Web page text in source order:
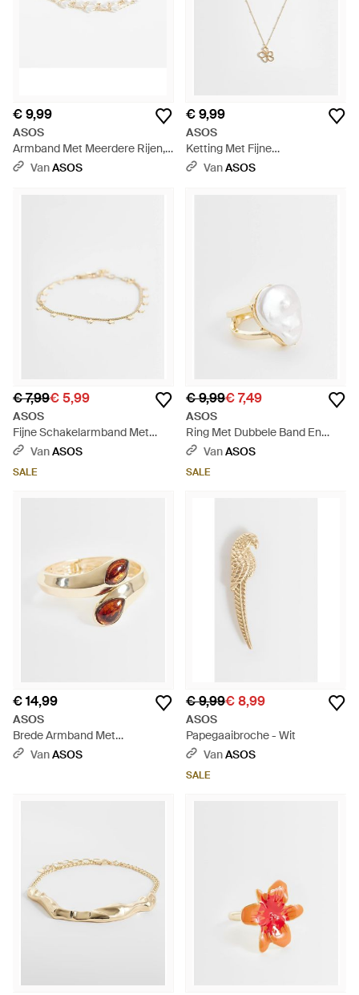
€ 9,99
ASOS
Armband Met Meerdere Rijen,
Fijne Kettingen Met
VanASOS
€ 9,99
ASOS
Ketting Met Fijne
Schakelketting En
VanASOS
€ 7,99€ 5,99
ASOS
Fijne Schakelarmband Met
Sterhangers - Wit
VanASOS
SALE
€ 9,99€ 7,49
ASOS
Ring Met Dubbele Band En
Faux Freshwater Parel - Wit
VanASOS
SALE
€ 14,99
ASOS
Brede Armband Met
Wikkelmodel En Harsdetails -
VanASOS
€ 9,99€ 8,99
ASOS
Papegaaibroche - Wit
VanASOS
SALE